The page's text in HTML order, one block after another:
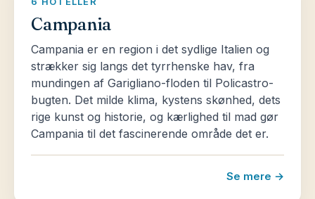
Campania
Campania er en region i det sydlige Italien og
strækker sig langs det tyrrhenske hav, fra
mundingen af Garigliano-floden til Policastro-
bugten. Det milde klima, kystens skønhed, dets
rige kunst og historie, og kærlighed til mad gør
Campania til det fascinerende område det er.
Se mere →